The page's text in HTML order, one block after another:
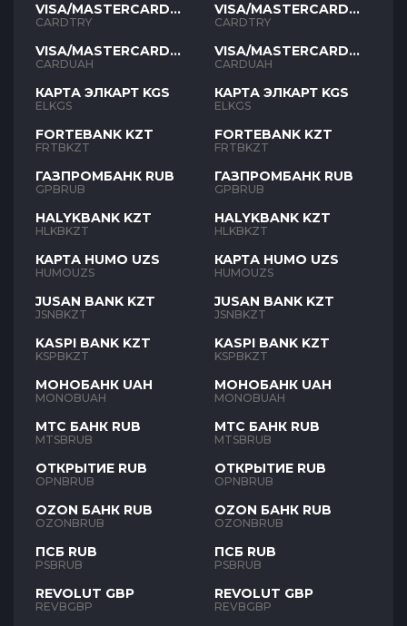
VISA/MASTERCARD
TYR
CARDTRY
VISA/MASTERCARD
UAH
CARDUAH
КАРТА ЭЛКАРТ KGS
ELKGS
FORTEBANK KZT
FRTBKZT
ГАЗПРОМБАНК RUB
GPBRUB
HALYKBANK KZT
HLKBKZT
КАРТА HUMO UZS
HUMOUZS
JUSAN BANK KZT
JSNBKZT
KASPI BANK KZT
KSPBKZT
МОНОБАНК UAH
MONOBUAH
МТС БАНК RUB
MTSBRUB
ОТКРЫТИЕ RUB
OPNBRUB
OZON БАНК RUB
OZONBRUB
ПСБ RUB
PSBRUB
REVOLUT GBP
REVBGBP
VISA/MASTERCARD
TYR
CARDTRY
VISA/MASTERCARD
UAH
CARDUAH
КАРТА ЭЛКАРТ KGS
ELKGS
FORTEBANK KZT
FRTBKZT
ГАЗПРОМБАНК RUB
GPBRUB
HALYKBANK KZT
HLKBKZT
КАРТА HUMO UZS
HUMOUZS
JUSAN BANK KZT
JSNBKZT
KASPI BANK KZT
KSPBKZT
МОНОБАНК UAH
MONOBUAH
МТС БАНК RUB
MTSBRUB
ОТКРЫТИЕ RUB
OPNBRUB
OZON БАНК RUB
OZONBRUB
ПСБ RUB
PSBRUB
REVOLUT GBP
REVBGBP